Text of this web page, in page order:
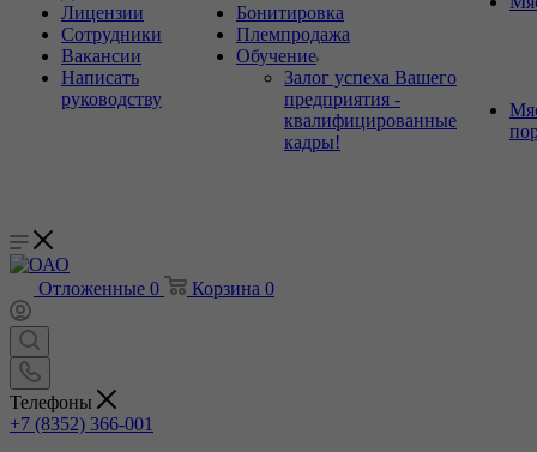
Лицензии
Сотрудники
Вакансии
Написать
руководству
Бонитировка
Племпродажа
Обучение
Залог успеха Вашего
предприятия -
квалифицированные
кадры!
Отложенные 0 Корзина 0
Телефоны
+7 (8352) 366-001